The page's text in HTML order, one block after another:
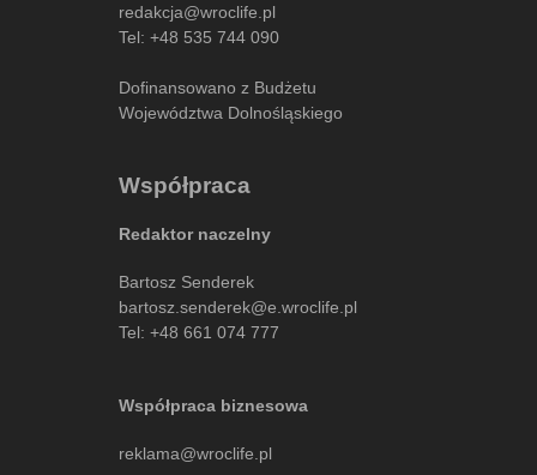
redakcja@wroclife.pl
Tel: +48 535 744 090
Dofinansowano z Budżetu
Województwa Dolnośląskiego
Współpraca
Redaktor naczelny
Bartosz Senderek
bartosz.senderek@e.wroclife.pl
Tel: +48 661 074 777
Współpraca biznesowa
reklama@wroclife.pl